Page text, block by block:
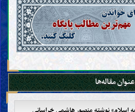
عنوان مقاله‌ها